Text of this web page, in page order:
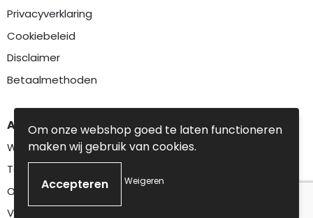
Privacyverklaring
Cookiebeleid
Disclaimer
Betaalmethoden
AANBEVOLEN CATEGORIEËN
Werkkleding
Textiel
Overalls
Veiligheidskleding
Om onze webshop goed te laten functioneren
maken wij gebruik van cookies.
Weigeren